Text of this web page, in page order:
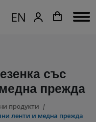
EN
със
прежда
продукти
ленти и медна прежда